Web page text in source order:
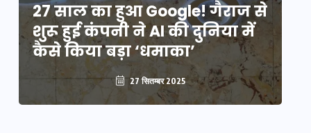
27 साल का हुआ Google! गैराज से
शुरू हुई कंपनी ने AI की दुनिया में
कैसे किया बड़ा ‘धमाका’
27 सितम्बर 2025